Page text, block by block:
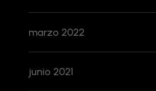
marzo 2022
junio 2021